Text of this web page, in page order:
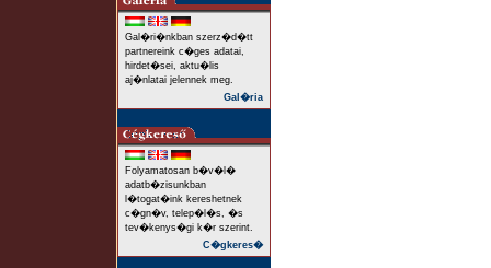
Gal�ri�nkban szerz�d�tt
partnereink c�ges adatai,
hirdet�sei, aktu�lis
aj�nlatai jelennek meg.
Gal�ria
Folyamatosan b�v�l�
adatb�zisunkban
l�togat�ink kereshetnek
c�gn�v, telep�l�s, �s
tev�kenys�gi k�r szerint.
C�gkeres�